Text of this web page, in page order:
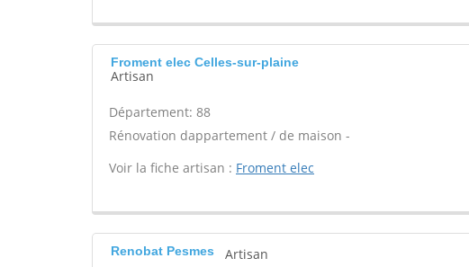
Froment elec Celles-sur-plaine
Artisan
Département: 88
Rénovation dappartement / de maison -
Voir la fiche artisan : Froment elec
Renobat Pesmes Artisan